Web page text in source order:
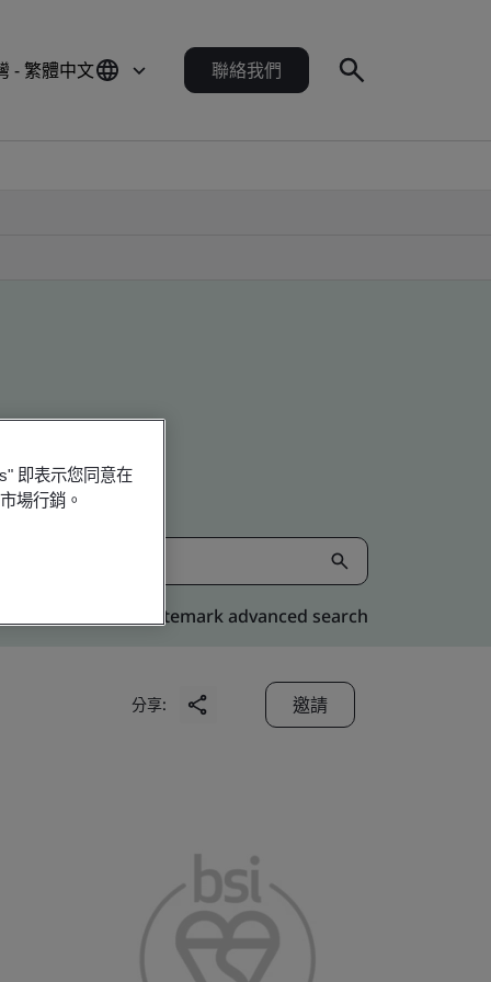
- 繁體中文 聯絡我們
Kitemark advanced search
分享: 邀請
即表示您同意在
場行銷。